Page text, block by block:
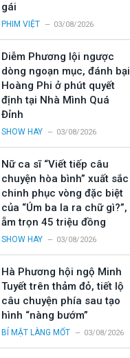
gái
PHIM VIỆT 03/08/2026
Diễm Phương lội ngược
dòng ngoạn mục, đánh bại
Hoàng Phi ở phút quyết
định tại Nhà Mình Quá
Đỉnh
SHOW HAY 03/08/2026
Nữ ca sĩ “Viết tiếp câu
chuyện hòa bình” xuất sắc
chinh phục vòng đặc biệt
của “Úm ba la ra chữ gì?”,
ẵm trọn 45 triệu đồng
SHOW HAY 03/08/2026
Hà Phương hội ngộ Minh
Tuyết trên thảm đỏ, tiết lộ
câu chuyện phía sau tạo
hình “nàng bướm”
BÍ MẬT LÀNG MỐT 03/08/2026